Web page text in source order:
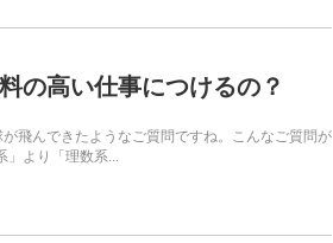
の高い仕事につけるの？
飛んできたようなご質問ですね。こんなご質問が
」より「理数系...